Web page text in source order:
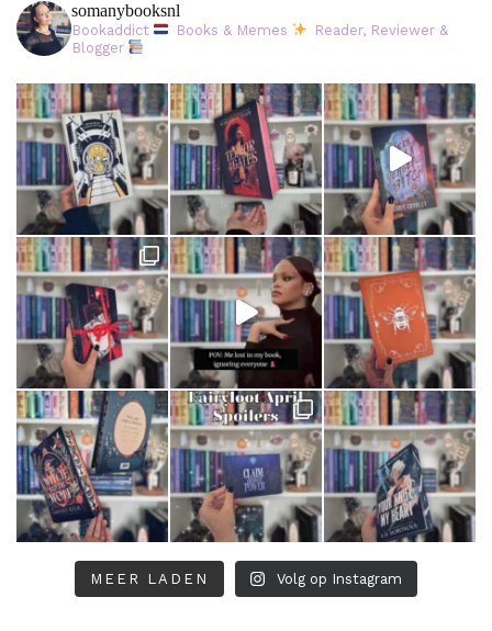
somanybooksnl
Bookaddict Books & Memes
Reader, Reviewer &
Blogger
MEER LADEN Volg op Instagram